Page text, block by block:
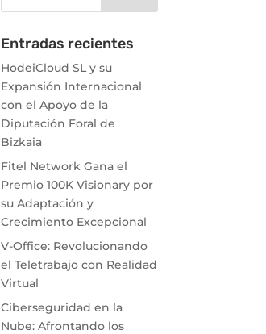
Entradas recientes
HodeiCloud SL y su
Expansión Internacional
con el Apoyo de la
Diputación Foral de
Bizkaia
Fitel Network Gana el
Premio 100K Visionary por
su Adaptación y
Crecimiento Excepcional
V-Office: Revolucionando
el Teletrabajo con Realidad
Virtual
Ciberseguridad en la
Nube: Afrontando los